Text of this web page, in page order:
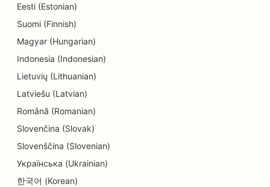
SEO für Textilreinigungen
SEO für Ingenieurbüros
SEO für Endodontologen
SEO für Unterhaltung und Freizeit
SEO für Escape Rooms
EO für ethnische Restaurants
SEO für Bauernhof-zu-Tisch-Restaurants
Eesti (Estonian)
Suomi (Finnish)
Magyar (Hungarian)
Indonesia (Indonesian)
Lietuvių (Lithuanian)
Latviešu (Latvian)
Română (Romanian)
Slovenčina (Slovak)
Slovenščina (Slovenian)
Українська (Ukrainian)
한국어 (Korean)